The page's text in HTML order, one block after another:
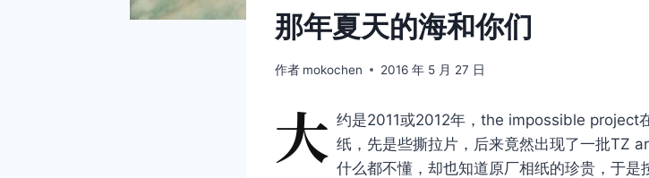
那年夏天的海和你们
作者 mokochen 2016 年 5 月 27 日
大 约是2011或2012年，the impossible project
纸，先是些撕拉片，后来竟然出现了一批TZ
什么都不懂，却也知道原厂相纸的珍贵，于